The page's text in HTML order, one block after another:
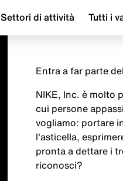
Settori di attività Tutti i
Entra a far parte
NIKE, Inc. è molto
cui persone
vogliamo: portare
l'asticella,
pronta a dettare i
riconosci?